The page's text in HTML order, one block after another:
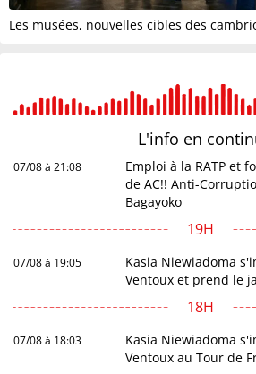
Les musées, nouvelles cibles des
L'info en
07/08 à 21:08
Emploi à la RATP et
de AC!! Anti-
Bagayoko
19H
07/08 à 19:05
Kasia Niewiadoma
Ventoux et prend le
18H
07/08 à 18:03
Kasia Niewiadoma
Ventoux au Tour de